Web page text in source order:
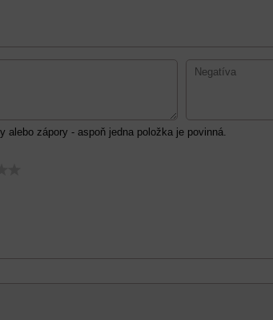
alebo zápory - aspoň jedna položka je povinná.